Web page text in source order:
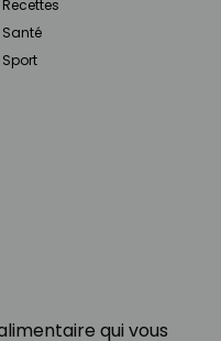
qui vous
Recettes
Santé
Sport